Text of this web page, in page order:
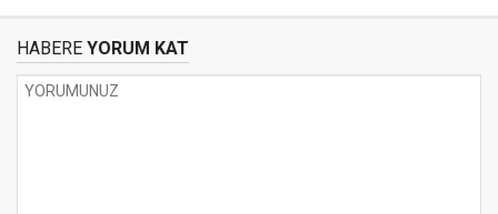
HABERE YORUM KAT